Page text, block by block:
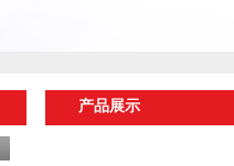
产品展示